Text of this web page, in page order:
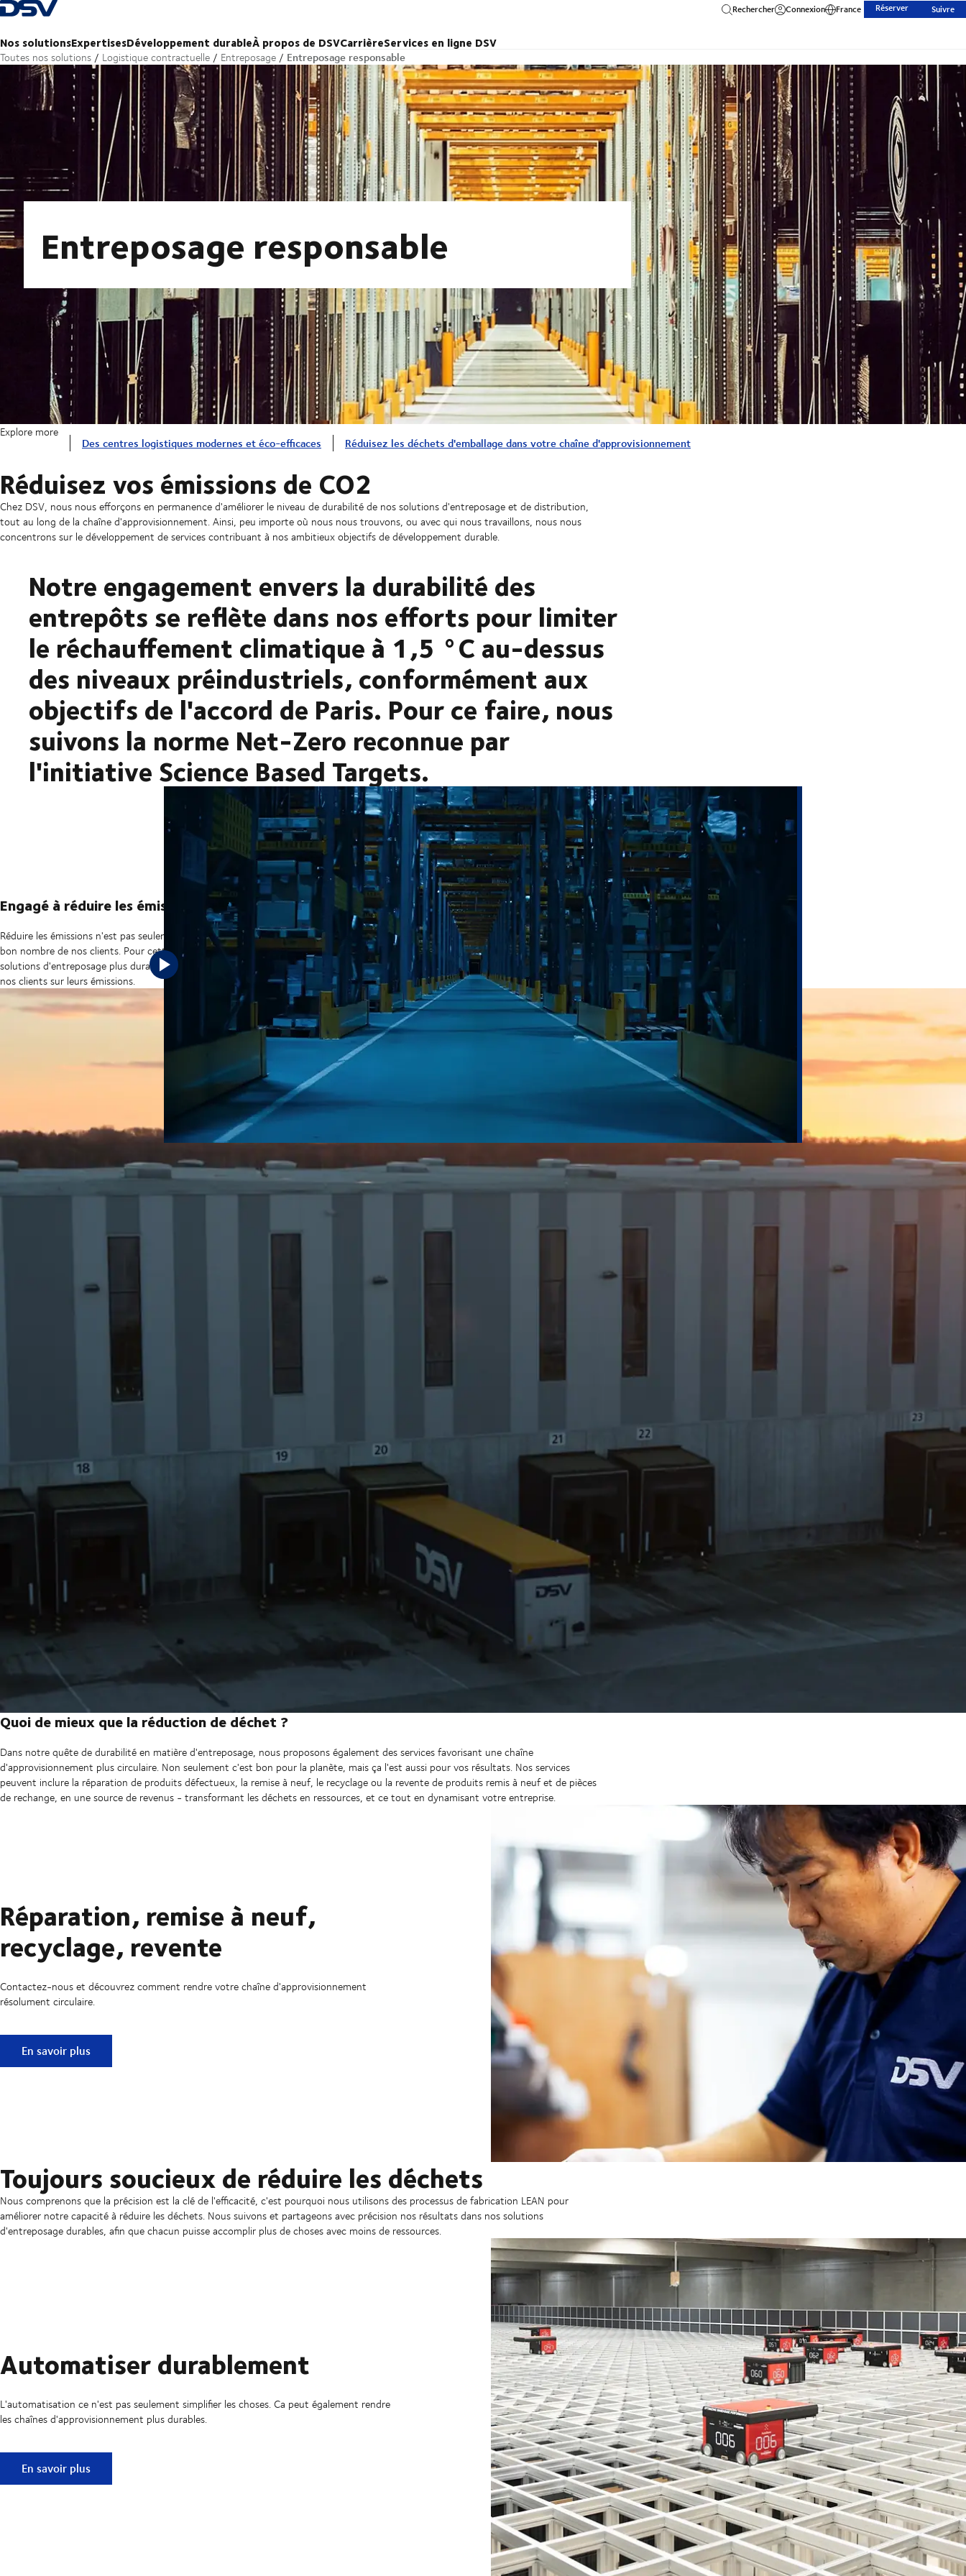
Retour à la page d'accueil
Nos solutionsExpertisesDéveloppement durableÀ propos de DSVCarrièreServices en ligne DSV
Rechercher Connexion France Réserver Suivre
Toutes nos solutions Logistique contractuelle Entreposage Entreposage responsable
Entreposage responsable
Explore more
Des centres logistiques modernes et éco-efficaces Réduisez les déchets d'emballage dans votre chaîne d'approvisionnement
Réduisez vos émissions de CO2
Chez DSV, nous nous efforçons en permanence d'améliorer le niveau de durabilité de nos solutions d'entreposage et de distribution,
tout au long de la chaîne d'approvisionnement. Ainsi, peu importe où nous nous trouvons, ou avec qui nous travaillons, nous nous
concentrons sur le développement de services contribuant à nos ambitieux objectifs de développement durable.
Notre engagement envers la durabilité des
entrepôts se reflète dans nos efforts pour limiter
le réchauffement climatique à 1,5 °C au-dessus
des niveaux préindustriels, conformément aux
objectifs de l'accord de Paris. Pour ce faire, nous
suivons la norme Net-Zero reconnue par
l'initiative Science Based Targets.
Engagé à réduire les émissions
Réduire les émissions n'est pas seulement notre objectif, c'est notre mission. Nous sommes fier de dire que c'est la même chose pour
bon nombre de nos clients. Pour cette raison, nous nous efforçons d'exploiter les données qui documentent les émissions de leurs
solutions d'entreposage plus durables. Grâce à notre propre base de données CargoWrite, nous pouvons à la fois visualiser et informer
nos clients sur leurs émissions.
Quoi de mieux que la réduction de déchet ?
Dans notre quête de durabilité en matière d'entreposage, nous proposons également des services favorisant une chaîne
d'approvisionnement plus circulaire. Non seulement c'est bon pour la planète, mais ça l'est aussi pour vos résultats. Nos services
peuvent inclure la réparation de produits défectueux, la remise à neuf, le recyclage ou la revente de produits remis à neuf et de pièces
de rechange, en une source de revenus - transformant les déchets en ressources, et ce tout en dynamisant votre entreprise.
Réparation, remise à neuf,
recyclage, revente
Contactez-nous et découvrez comment rendre votre chaîne d'approvisionnement
résolument circulaire.
Réparation, remise à neuf, recyclage, revente
En savoir plus
Toujours soucieux de réduire les déchets
Nous comprenons que la précision est la clé de l'efficacité, c'est pourquoi nous utilisons des processus de fabrication LEAN pour
améliorer notre capacité à réduire les déchets. Nous suivons et partageons avec précision nos résultats dans nos solutions
d'entreposage durables, afin que chacun puisse accomplir plus de choses avec moins de ressources.
Automatiser durablement
L'automatisation ce n'est pas seulement simplifier les choses. Ca peut également rendre
les chaînes d'approvisionnement plus durables.
Automatiser durablement
En savoir plus